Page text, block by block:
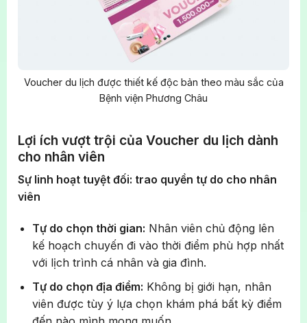
Voucher du lịch được thiết kế độc bản theo màu sắc của
Bệnh viện Phương Châu
Lợi ích vượt trội của Voucher du lịch dành
cho nhân viên
Sự linh hoạt tuyệt đối: trao quyền tự do cho nhân
viên
Tự do chọn thời gian: Nhân viên chủ động lên
kế hoạch chuyến đi vào thời điểm phù hợp nhất
với lịch trình cá nhân và gia đình.
Tự do chọn địa điểm: Không bị giới hạn, nhân
viên được tùy ý lựa chọn khám phá bất kỳ điểm